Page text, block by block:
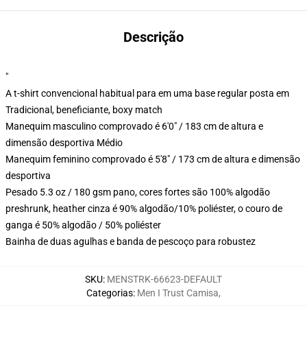
Descrição
"
A t-shirt convencional habitual para em uma base regular posta em
Tradicional, beneficiante, boxy match
Manequim masculino comprovado é 6'0" / 183 cm de altura e
dimensão desportiva Médio
Manequim feminino comprovado é 5'8" / 173 cm de altura e dimensão
desportiva
Pesado 5.3 oz / 180 gsm pano, cores fortes são 100% algodão
preshrunk, heather cinza é 90% algodão/10% poliéster, o couro de
ganga é 50% algodão / 50% poliéster
Bainha de duas agulhas e banda de pescoço para robustez
SKU: MENSTRK-66623-DEFAULT
Categorias: Men I Trust Camisa,